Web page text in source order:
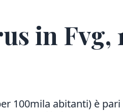
in Fvg,
100mila abitanti) è pari